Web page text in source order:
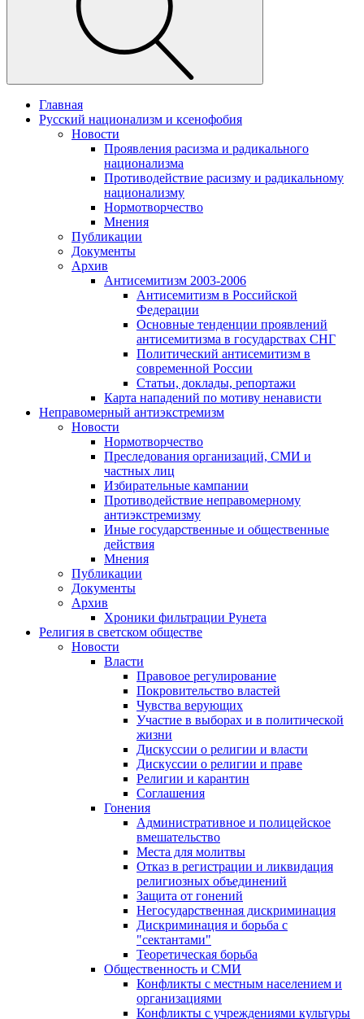
Главная
Русский национализм и ксенофобия
Новости
Проявления расизма и радикального
национализма
Противодействие расизму и радикальному
национализму
Нормотворчество
Мнения
Публикации
Документы
Архив
Антисемитизм 2003-2006
Антисемитизм в Российской
Федерации
Основные тенденции проявлений
антисемитизма в государствах СНГ
Политический антисемитизм в
современной России
Статьи, доклады, репортажи
Карта нападений по мотиву ненависти
Неправомерный антиэкстремизм
Новости
Нормотворчество
Преследования организаций, СМИ и
частных лиц
Избирательные кампании
Противодействие неправомерному
антиэкстремизму
Иные государственные и общественные
действия
Мнения
Публикации
Документы
Архив
Хроники фильтрации Рунета
Религия в светском обществе
Новости
Власти
Правовое регулирование
Покровительство властей
Чувства верующих
Участие в выборах и в политической
жизни
Дискуссии о религии и власти
Дискуссии о религии и праве
Религии и карантин
Соглашения
Гонения
Административное и полицейское
вмешательство
Места для молитвы
Отказ в регистрации и ликвидация
религиозных объединений
Защита от гонений
Негосударственная дискриминация
Дискриминация и борьба с
"сектантами"
Теоретическая борьба
Общественность и СМИ
Конфликты с местным населением и
организациями
Конфликты с учреждениями культуры